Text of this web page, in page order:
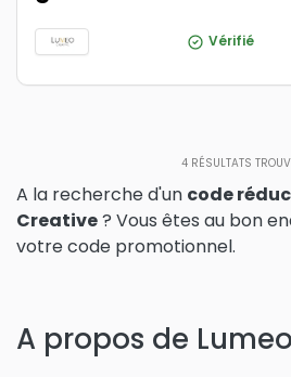
Vérifié
4 RÉSULTATS
A la recherche d'un code
Creative? Vous êtes au bon
votre code promotionnel.
A propos de